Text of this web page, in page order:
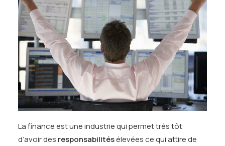
La finance est une industrie qui permet très tôt
d’avoir des responsabilitésélevées ce qui attire de